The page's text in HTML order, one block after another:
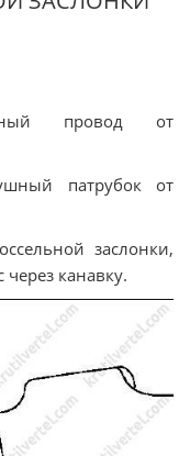
провод от
патрубок от
заслонки,
через канавку.